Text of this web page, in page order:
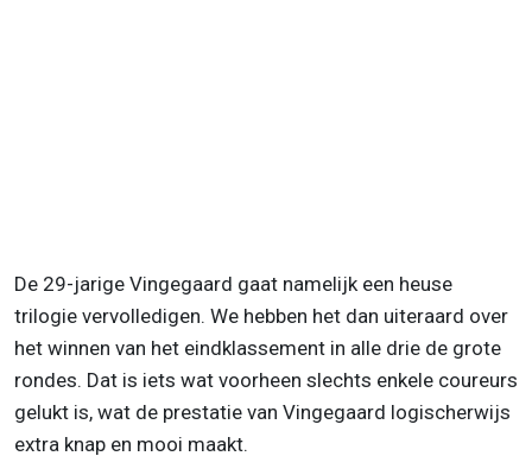
De 29-jarige Vingegaard gaat namelijk een heuse
trilogie vervolledigen. We hebben het dan uiteraard over
het winnen van het eindklassement in alle drie de grote
rondes. Dat is iets wat voorheen slechts enkele coureurs
gelukt is, wat de prestatie van Vingegaard logischerwijs
extra knap en mooi maakt.